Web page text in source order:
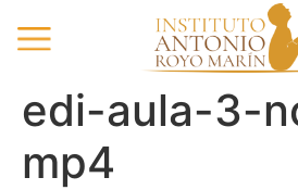
edi-aula-3-
mp4